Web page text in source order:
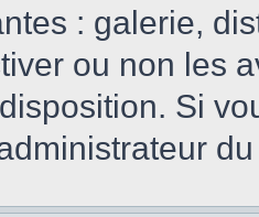
: galerie,
ou non les
Si